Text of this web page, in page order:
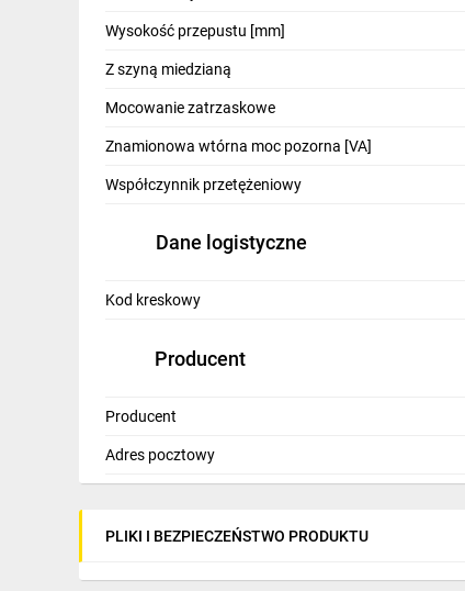
Odzież ochronna i BHP
Inne
Budowa i Remont
Elektronika
Smart home
Wentylacja i rekuperacja
Wysokość przepustu [mm]
Z szyną miedzianą
Mocowanie zatrzaskowe
Znamionowa wtórna moc pozorna [VA]
Współczynnik przetężeniowy
Dane logistyczne
Kod kreskowy
Producent
Producent
Adres pocztowy
PLIKI I BEZPIECZEŃSTWO PRODUKTU